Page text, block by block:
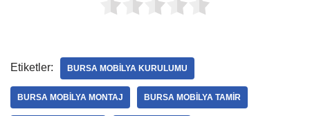
Etiketler: BURSA MOBILYA KURULUMU
BURSA MOBILYA MONTAJ BURSA MOBILYA TAMIR